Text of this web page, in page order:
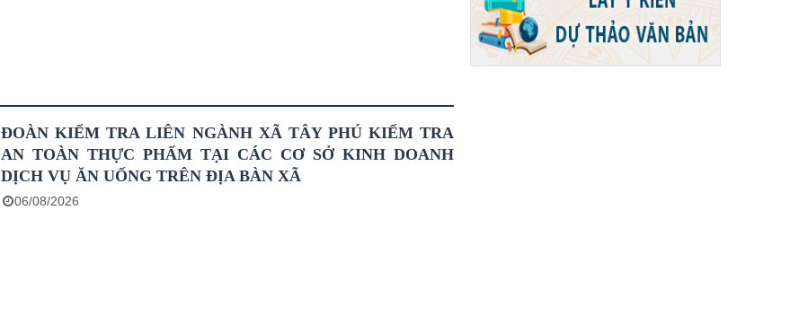
ĐOÀN KIỂM TRA LIÊN NGÀNH XÃ TÂY PHÚ KIỂM TRA
AN TOÀN THỰC PHẨM TẠI CÁC CƠ SỞ KINH DOANH
DỊCH VỤ ĂN UỐNG TRÊN ĐỊA BÀN XÃ
06/08/2026